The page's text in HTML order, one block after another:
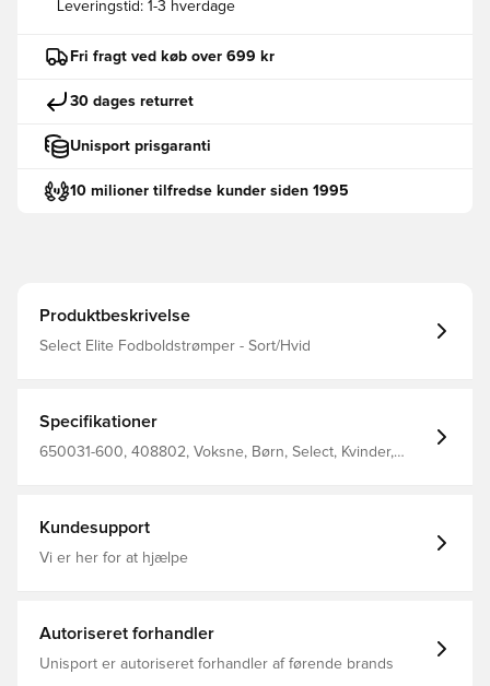
Leveringstid: 1-3 hverdage
Fri fragt ved køb over 699 kr
30 dages returret
Unisport prisgaranti
10 milioner tilfredse kunder siden 1995
Produktbeskrivelse
Select Elite Fodboldstrømper - Sort/Hvid
Specifikationer
650031-600, 408802, Voksne, Børn, Select, Kvinder,
Kundesupport
Vi er her for at hjælpe
Autoriseret forhandler
Unisport er autoriseret forhandler af førende brands